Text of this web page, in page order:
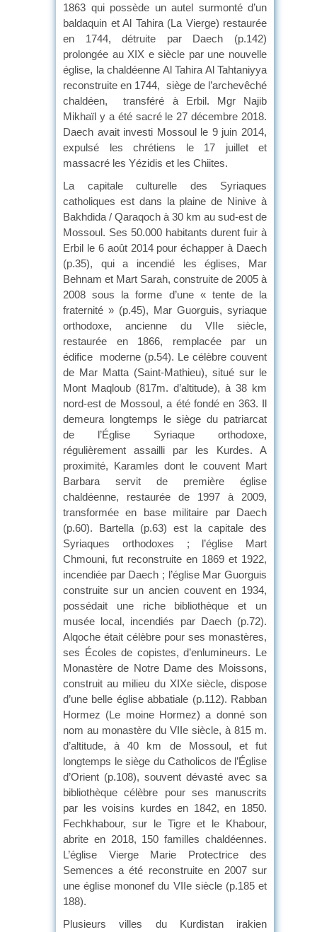
1863 qui possède un autel surmonté d’un
baldaquin et Al Tahira (La Vierge) restaurée
en 1744, détruite par Daech (p.142)
prolongée au XIX e siècle par une nouvelle
église, la chaldéenne Al Tahira Al Tahtaniyya
reconstruite en 1744, siège de l’archevêché
chaldéen, transféré à Erbil. Mgr Najib
Mikhaïl y a été sacré le 27 décembre 2018.
Daech avait investi Mossoul le 9 juin 2014,
expulsé les chrétiens le 17 juillet et
massacré les Yézidis et les Chiites.
La capitale culturelle des Syriaques
catholiques est dans la plaine de Ninive à
Bakhdida / Qaraqoch à 30 km au sud-est de
Mossoul. Ses 50.000 habitants durent fuir à
Erbil le 6 août 2014 pour échapper à Daech
(p.35), qui a incendié les églises, Mar
Behnam et Mart Sarah, construite de 2005 à
2008 sous la forme d’une « tente de la
fraternité » (p.45), Mar Guorguis, syriaque
orthodoxe, ancienne du VIIe siècle,
restaurée en 1866, remplacée par un
édifice moderne (p.54). Le célèbre couvent
de Mar Matta (Saint-Mathieu), situé sur le
Mont Maqloub (817m. d’altitude), à 38 km
nord-est de Mossoul, a été fondé en 363. Il
demeura longtemps le siège du patriarcat
de l’Église Syriaque orthodoxe,
régulièrement assailli par les Kurdes. A
proximité, Karamles dont le couvent Mart
Barbara servit de première église
chaldéenne, restaurée de 1997 à 2009,
transformée en base militaire par Daech
(p.60). Bartella (p.63) est la capitale des
Syriaques orthodoxes ; l’église Mart
Chmouni, fut reconstruite en 1869 et 1922,
incendiée par Daech ; l’église Mar Guorguis
construite sur un ancien couvent en 1934,
possédait une riche bibliothèque et un
musée local, incendiés par Daech (p.72).
Alqoche était célèbre pour ses monastères,
ses Écoles de copistes, d’enlumineurs. Le
Monastère de Notre Dame des Moissons,
construit au milieu du XIXe siècle, dispose
d’une belle église abbatiale (p.112). Rabban
Hormez (Le moine Hormez) a donné son
nom au monastère du VIIe siècle, à 815 m.
d’altitude, à 40 km de Mossoul, et fut
longtemps le siège du Catholicos de l’Église
d’Orient (p.108), souvent dévasté avec sa
bibliothèque célèbre pour ses manuscrits
par les voisins kurdes en 1842, en 1850.
Fechkhabour, sur le Tigre et le Khabour,
abrite en 2018, 150 familles chaldéennes.
L’église Vierge Marie Protectrice des
Semences a été reconstruite en 2007 sur
une église mononef du VIIe siècle (p.185 et
188).
Plusieurs villes du Kurdistan irakien